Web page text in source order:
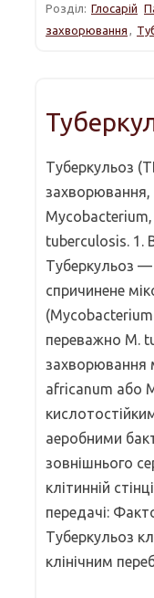
Розділ: Глосарій
захворювання ,
Туберкульоз
захворювання,
tuberculosis. 1.
Туберкульоз —
спричинене
переважно M.
захворювання
africanum або
аеробними
зовнішнього
клітинній
передачі:
Туберкульоз
клінічним